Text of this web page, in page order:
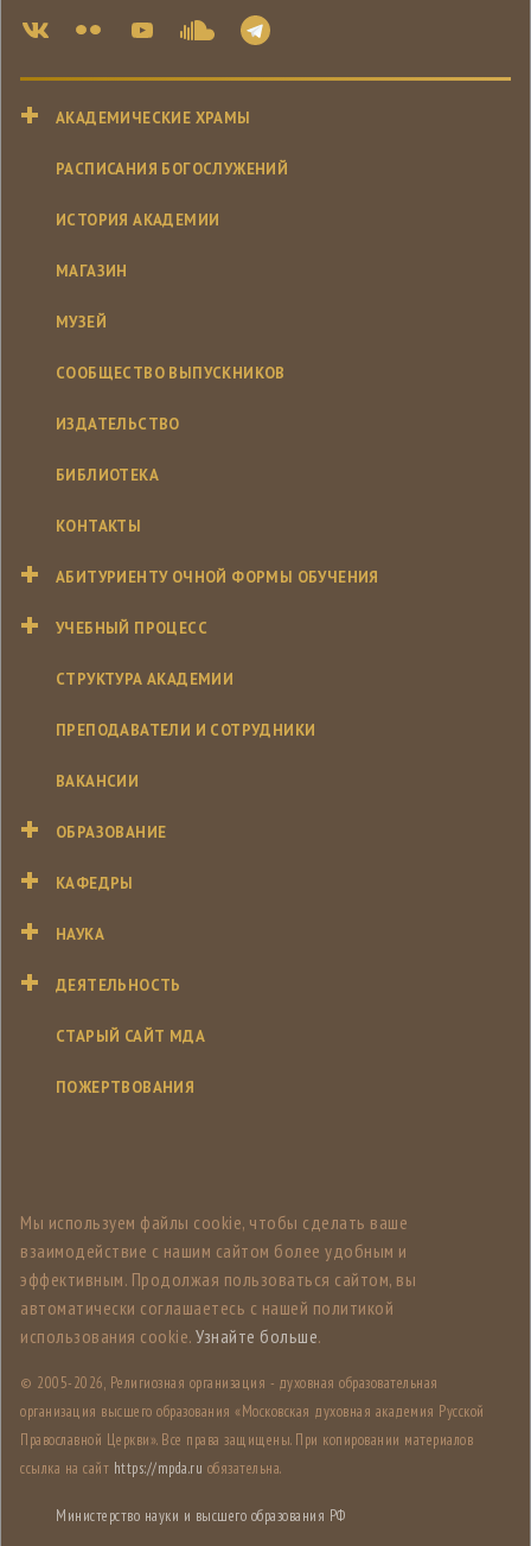
АКАДЕМИЧЕСКИЕ ХРАМЫ
РАСПИСАНИЯ БОГОСЛУЖЕНИЙ
ИСТОРИЯ АКАДЕМИИ
МАГАЗИН
МУЗЕЙ
СООБЩЕСТВО ВЫПУСКНИКОВ
ИЗДАТЕЛЬСТВО
БИБЛИОТЕКА
КОНТАКТЫ
АБИТУРИЕНТУ ОЧНОЙ ФОРМЫ ОБУЧЕНИЯ
УЧЕБНЫЙ ПРОЦЕСС
СТРУКТУРА АКАДЕМИИ
ПРЕПОДАВАТЕЛИ И СОТРУДНИКИ
ВАКАНСИИ
ОБРАЗОВАНИЕ
КАФЕДРЫ
НАУКА
ДЕЯТЕЛЬНОСТЬ
СТАРЫЙ САЙТ МДА
ПОЖЕРТВОВАНИЯ
Мы используем файлы cookie, чтобы сделать ваше
взаимодействие с нашим сайтом более удобным и
эффективным. Продолжая пользоваться сайтом, вы
автоматически соглашаетесь с нашей политикой
использования cookie. Узнайте больше.
© 2005-2026, Религиозная организация - духовная образовательная
организация высшего образования «Московская духовная академия Русской
Православной Церкви». Все права защищены. При копировании материалов
ссылка на сайт https://mpda.ru обязательна.
Министерство науки и высшего образования РФ